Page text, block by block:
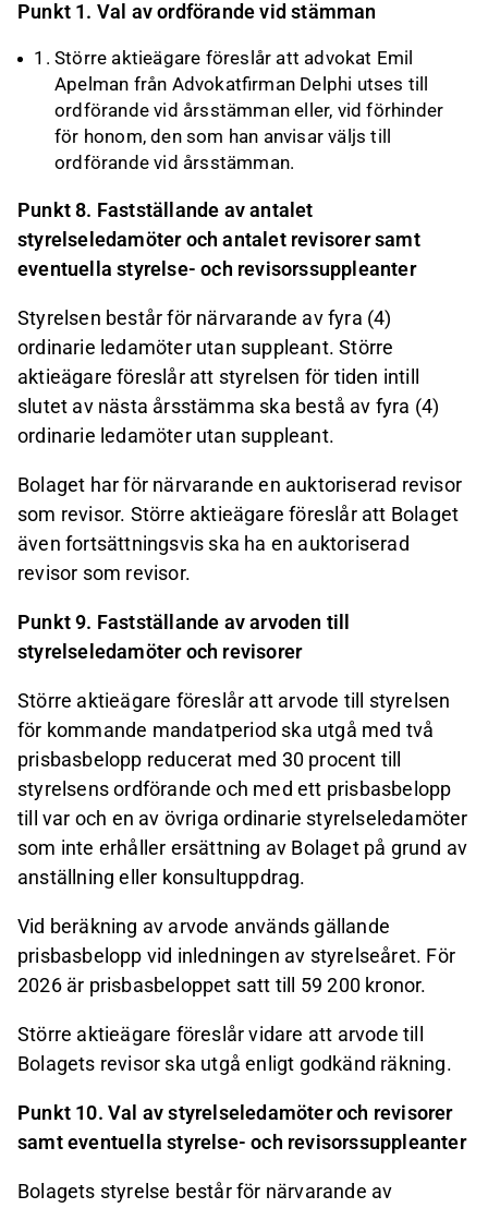
Punkt 1. Val av ordförande vid stämman
Större aktieägare föreslår att advokat Emil
Apelman från Advokatfirman Delphi utses till
ordförande vid årsstämman eller, vid förhinder
för honom, den som han anvisar väljs till
ordförande vid årsstämman.
Punkt 8. Fastställande av antalet
styrelseledamöter och antalet revisorer samt
eventuella styrelse- och revisorssuppleanter
Styrelsen består för närvarande av fyra (4)
ordinarie ledamöter utan suppleant. Större
aktieägare föreslår att styrelsen för tiden intill
slutet av nästa årsstämma ska bestå av fyra (4)
ordinarie ledamöter utan suppleant.
Bolaget har för närvarande en auktoriserad revisor
som revisor. Större aktieägare föreslår att Bolaget
även fortsättningsvis ska ha en auktoriserad
revisor som revisor.
Punkt 9. Fastställande av arvoden till
styrelseledamöter och revisorer
Större aktieägare föreslår att arvode till styrelsen
för kommande mandatperiod ska utgå med två
prisbasbelopp reducerat med 30 procent till
styrelsens ordförande och med ett prisbasbelopp
till var och en av övriga ordinarie styrelseledamöter
som inte erhåller ersättning av Bolaget på grund av
anställning eller konsultuppdrag.
Vid beräkning av arvode används gällande
prisbasbelopp vid inledningen av styrelseåret. För
2026 är prisbasbeloppet satt till 59 200 kronor.
Större aktieägare föreslår vidare att arvode till
Bolagets revisor ska utgå enligt godkänd räkning.
Punkt 10. Val av styrelseledamöter och revisorer
samt eventuella styrelse- och revisorssuppleanter
Bolagets styrelse består för närvarande av